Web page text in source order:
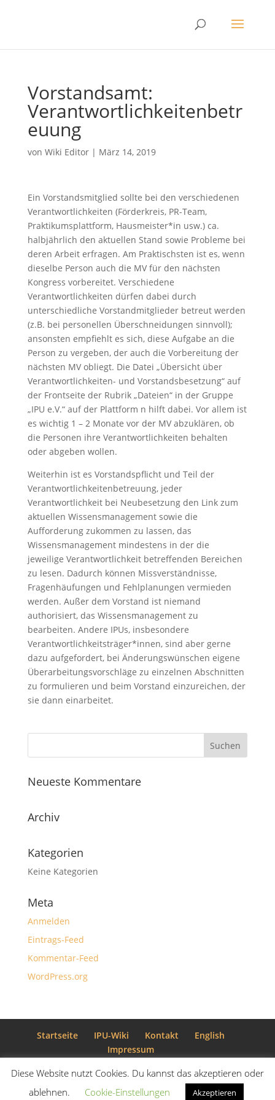
Vorstandsamt:
Verantwortlichkeitenbetr
euung
von Wiki Editor| März 14, 2019
Ein Vorstandsmitglied sollte bei den verschiedenen
Verantwortlichkeiten (Förderkreis, PR-Team,
Praktikumsplattform, Hausmeister*in usw.) ca.
halbjährlich den aktuellen Stand sowie Probleme bei
deren Arbeit erfragen. Am Praktischsten ist es, wenn
dieselbe Person auch die MV für den nächsten
Kongress vorbereitet. Verschiedene
Verantwortlichkeiten dürfen dabei durch
unterschiedliche Vorstandmitglieder betreut werden
(z.B. bei personellen Überschneidungen sinnvoll);
ansonsten empfiehlt es sich, diese Aufgabe an die
Person zu vergeben, der auch die Vorbereitung der
nächsten MV obliegt. Die Datei „Übersicht über
Verantwortlichkeiten- und Vorstandsbesetzung“ auf
der Frontseite der Rubrik „Dateien“ in der Gruppe
„IPU e.V.“ auf der Plattform n hilft dabei. Vor allem ist
es wichtig 1 – 2 Monate vor der MV abzuklären, ob
die Personen ihre Verantwortlichkeiten behalten
oder abgeben wollen.
Weiterhin ist es Vorstandspflicht und Teil der
Verantwortlichkeitenbetreuung, jeder
Verantwortlichkeit bei Neubesetzung den Link zum
aktuellen Wissensmanagement sowie die
Aufforderung zukommen zu lassen, das
Wissensmanagement mindestens in der die
jeweilige Verantwortlichkeit betreffenden Bereichen
zu lesen. Dadurch können Missverständnisse,
Fragenhäufungen und Fehlplanungen vermieden
werden. Außer dem Vorstand ist niemand
authorisiert, das Wissensmanagement zu
bearbeiten. Andere IPUs, insbesondere
Verantwortlichkeitsträger*innen, sind aber gerne
dazu aufgefordert, bei Änderungswünschen eigene
Überarbeitungsvorschläge zu einzelnen Abschnitten
zu formulieren und beim Vorstand einzureichen, der
sie dann einarbeitet.
Neueste Kommentare
Archiv
Kategorien
Keine Kategorien
Meta
Anmelden
Eintrags-Feed
Kommentar-Feed
WordPress.org
Startseite IPU-Wiki Kontakt
English
Impressum
Copyright der IPU / Luise Willborn und Sebastian
Neubert
Diese Website nutzt Cookies. Du kannst das akzeptieren oder
ablehnen.
Cookie-Einstellungen Akzeptieren